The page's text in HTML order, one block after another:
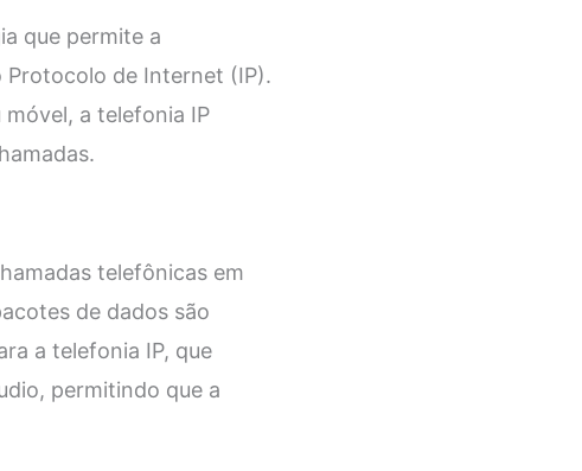
que permite a
de Internet (IP).
a telefonia IP
telefônicas em
de dados são
a telefonia IP, que
permitindo que a